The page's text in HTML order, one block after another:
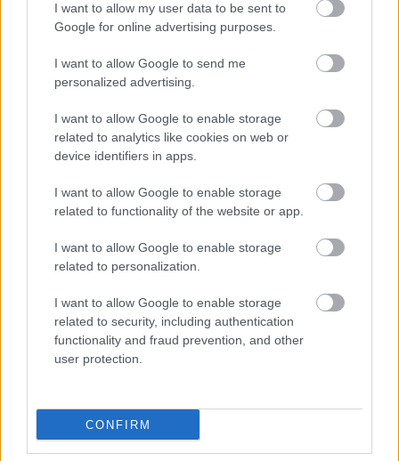
I want to allow my user data to be sent to
Google for online advertising purposes.
I want to allow Google to send me
personalized advertising.
I want to allow Google to enable storage
related to analytics like cookies on web or
device identifiers in apps.
I want to allow Google to enable storage
related to functionality of the website or app.
I want to allow Google to enable storage
related to personalization.
I want to allow Google to enable storage
related to security, including authentication
functionality and fraud prevention, and other
user protection.
CONFIRM
Alkotó-előadók: Biczók Anna, Cuhorka
Emese, Furulyás Dóra, Kelemen Patrik,
Marcio K. Canabarro, Varga Csaba
Zene: Mizsei Zoltán
Jelmez: Kasza Emese / Mei Kawa
Koreográfus: Fülöp László (Fülöp Viktor
ösztöndíjas)
Producer: SÍN Kulturális Központ
Tánc Fizika Trafó Kortárs Performansz